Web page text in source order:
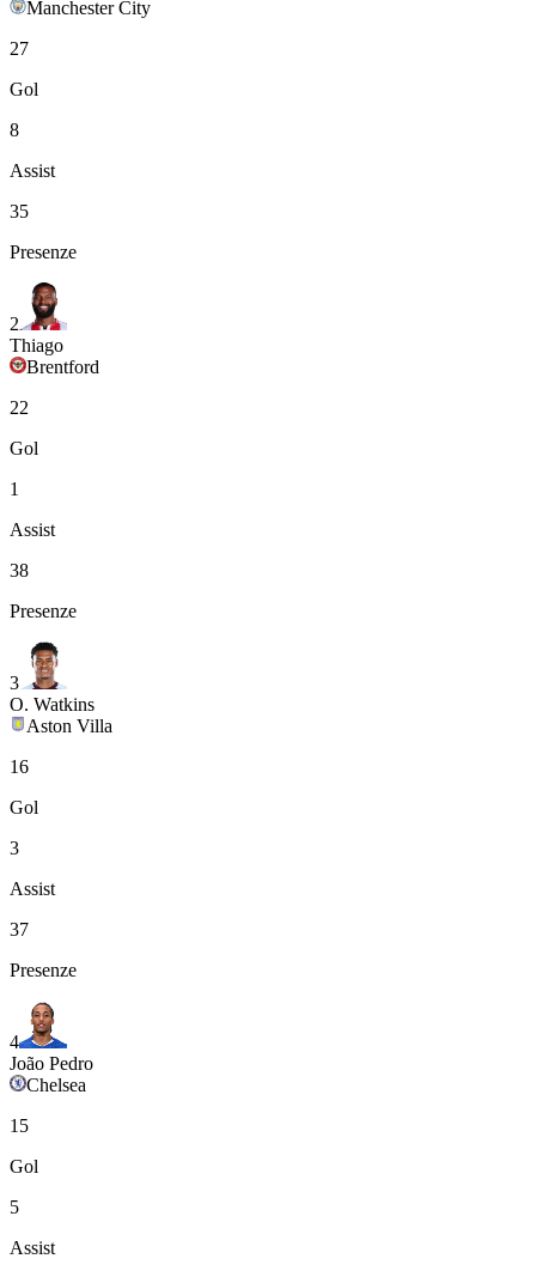
Manchester City
27
Gol
8
Assist
35
Presenze
2
Thiago
Brentford
22
Gol
1
Assist
38
Presenze
3
O. Watkins
Aston Villa
16
Gol
3
Assist
37
Presenze
4
João Pedro
Chelsea
15
Gol
5
Assist